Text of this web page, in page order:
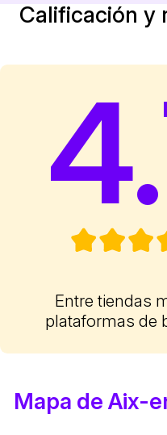
Calificación y
Entre tiendas
plataformas de
Mapa de Aix-